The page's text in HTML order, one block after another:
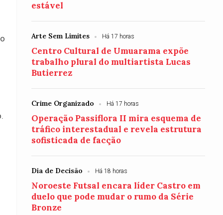
estável
Arte Sem Limites Há 17 horas
Centro Cultural de Umuarama expõe
trabalho plural do multiartista Lucas
Butierrez
Crime Organizado Há 17 horas
Operação Passiflora II mira esquema de
tráfico interestadual e revela estrutura
sofisticada de facção
Dia de Decisão Há 18 horas
Noroeste Futsal encara líder Castro em
duelo que pode mudar o rumo da Série
Bronze